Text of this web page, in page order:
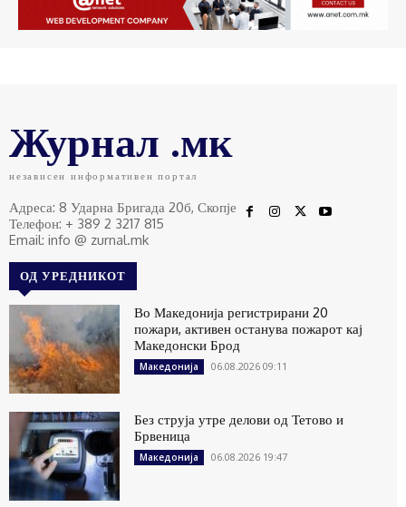
Журнал .мк
независен информативен портал
Адреса: 8 Ударна Бригада 20б, Скопје
Телефон: + 389 2 3217 815
Email: info @ zurnal.mk
ОД УРЕДНИКОТ
Во Македонија регистрирани 20
пожари, активен останува пожарот кај
Македонски Брод
Македонија 06.08.2026 09:11
Без струја утре делови од Тетово и
Брвеница
Македонија 06.08.2026 19:47